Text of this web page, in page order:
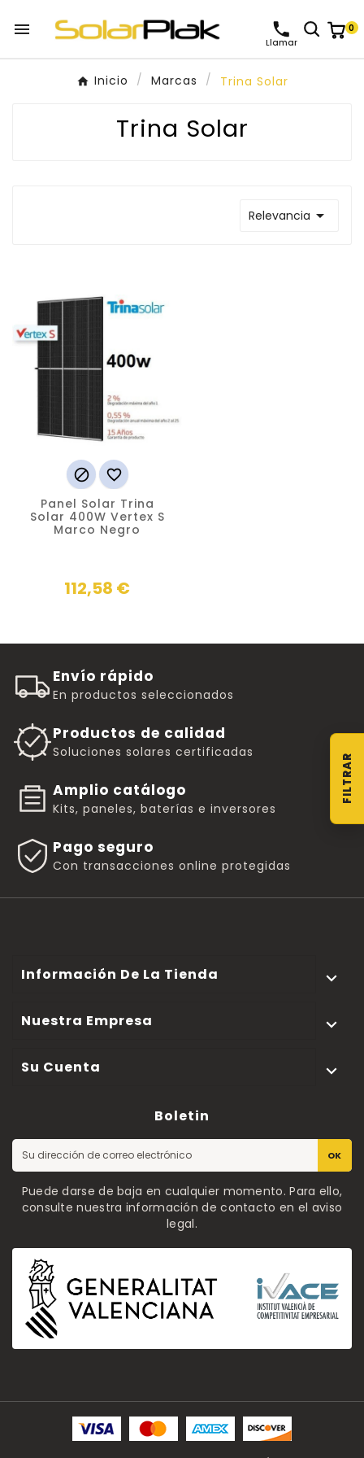

Llamar
0
Inicio Marcas Trina Solar
Trina Solar
Relevancia 
 
Panel Solar Trina
Solar 400W Vertex S
Marco Negro
112,58 €
Envío rápido
En productos seleccionados
Productos de calidad
Soluciones solares certificadas
Amplio catálogo
Kits, paneles, baterías e inversores
Pago seguro
Con transacciones online protegidas
Información De La Tienda 
Nuestra Empresa 
Su Cuenta 
Boletin
OK
Puede darse de baja en cualquier momento. Para ello,
consulte nuestra información de contacto en el aviso
legal.